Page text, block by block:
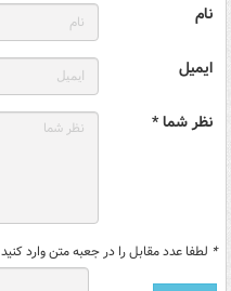
نام
ایمیل
نظر شما *
* لطفا عدد مقابل را در جعبه متن وارد کنید